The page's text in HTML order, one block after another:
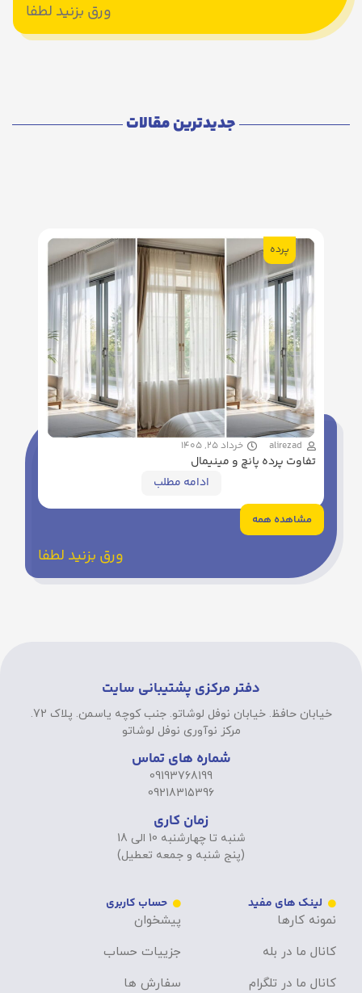
ورق بزنید لطفا
جدیدترین مقالات
پرده
alirezad خرداد 25, 1405
تفاوت پرده پانچ و مینیمال
ادامه مطلب
مشاهده همه
ورق بزنید لطفا
دفتر مرکزی پشتیبانی سایت
خیابان حافظ. خیابان نوفل لوشاتو. جنب کوچه یاسمن. پلاک 72.
مرکز نوآوری نوفل لوشاتو
شماره های تماس
09193768199
09218315396
زمان کاری
شنبه تا چهارشنبه 10 الی 18
(پنج شنبه و جمعه تعطیل)
لینک های مفید
نمونه کارها
کانال ما در بله
کانال ما در تلگرام
حساب کاربری
پیشخوان
جزییات حساب
سفارش ها